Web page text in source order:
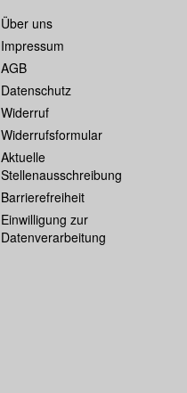
Über uns
Impressum
AGB
Datenschutz
Widerruf
Widerrufsformular
Aktuelle
Stellenausschreibung
Barrierefreiheit
Einwilligung zur
Datenverarbeitung